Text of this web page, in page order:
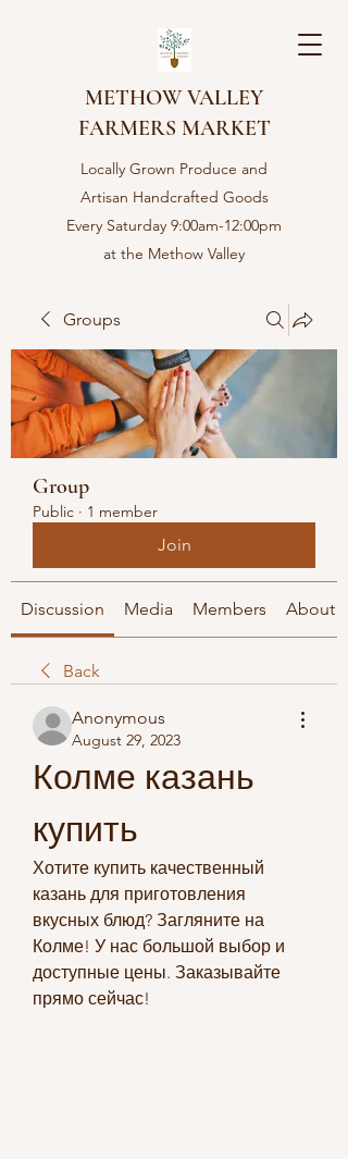
METHOW VALLEY
FARMERS MARKET
Locally Grown Produce and
Artisan Handcrafted Goods
Every Saturday 9:00am-12:00pm
at the Methow Valley
Groups
Group
Public · 1 member
Join
Discussion Media Members About
Back
Anonymous
August 29, 2023
Колме казань
купить
Хотите купить качественный
казань для приготовления
вкусных блюд? Загляните на
Колме! У нас большой выбор и
доступные цены. Заказывайте
прямо сейчас!